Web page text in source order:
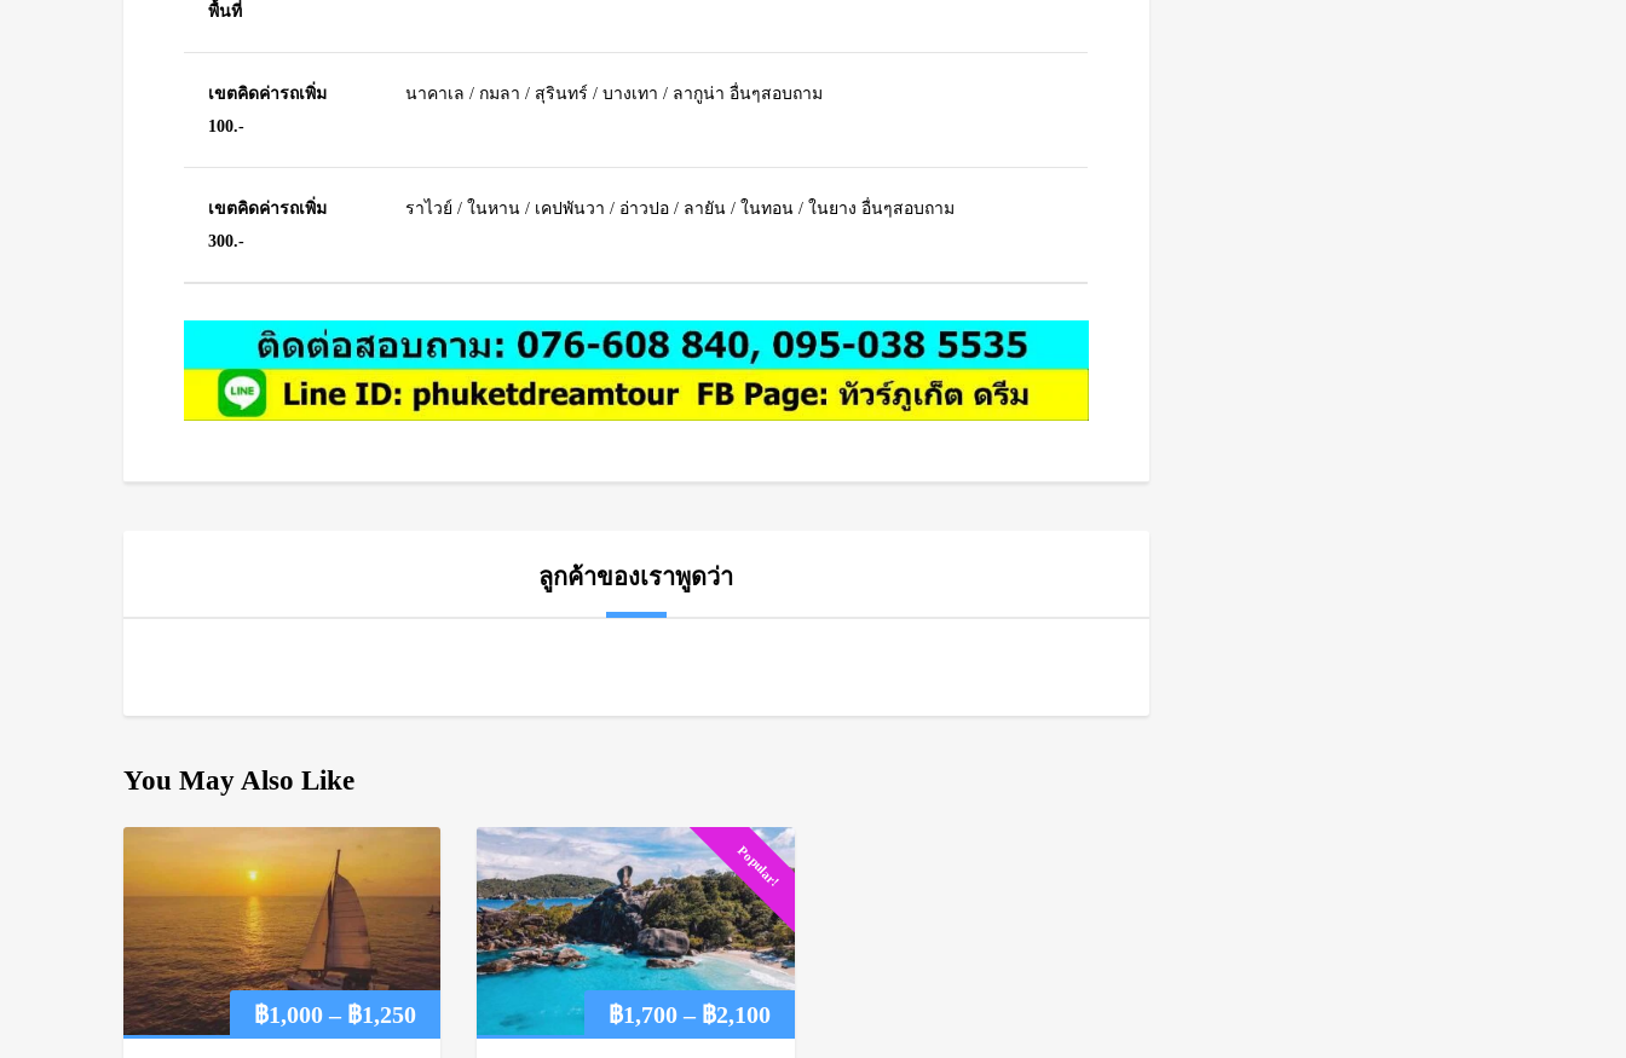
พื้นที่
เขตคิดค่ารถเพิ่ม
100.-
นาคาเล / กมลา / สุรินทร์ / บางเทา / ลากูน่า อื่นๆสอบถาม
เขตคิดค่ารถเพิ่ม
300.-
ราไวย์ / ในหาน / เคปพันวา / อ่าวปอ / ลายัน / ในทอน / ในยาง อื่นๆสอบถาม
ลูกค้าของเราพูดว่า
You May Also Like
฿1,000 – ฿1,250Price
Popular!
฿1,700 – ฿2,100Price